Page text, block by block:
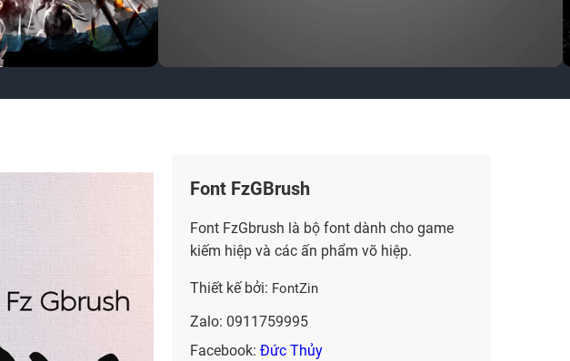
Font FzGBrush
Font FzGbrush là bộ font dành cho game
kiếm hiệp và các ấn phẩm võ hiệp.
Thiết kế bởi: FontZin
Zalo: 0911759995
Facebook: Đức Thủy